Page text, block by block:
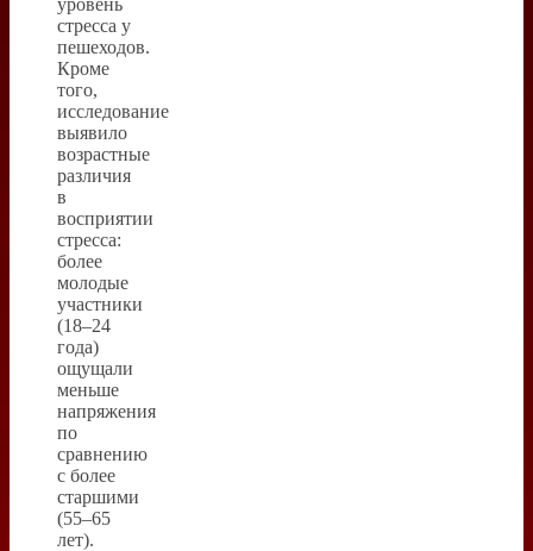
стресса у
пешеходов.
Кроме
того,
исследование
выявило
возрастные
различия
в
восприятии
стресса:
более
молодые
участники
(18–24
года)
ощущали
меньше
напряжения
по
сравнению
с более
старшими
(55–65
лет).